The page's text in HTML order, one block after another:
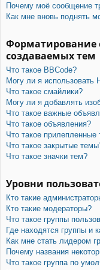
Почему моё сообщение
Как мне вновь поднять
создаваемых тем
Что такое BBCode?
Могу ли я использовать
Что такое смайлики?
Могу ли я добавлять
Что такое важные
Что такое объявления?
Что такое прилепленные
Что такое закрытые
Что такое значки тем?
Уровни
Кто такие
Кто такие модераторы?
Что такое группы
Где находятся группы и
Как мне стать лидером
Почему названия
Что такое группа по